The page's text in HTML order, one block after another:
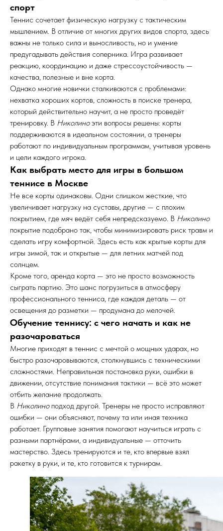
спорт
Теннис сочетает физическую нагрузку с тактическим
мышлением. В отличие от многих других видов спорта, здесь
важны не только сила и выносливость, но и умение
предугадывать действия соперника. Игра развивает
реакцию, координацию и даже стрессоустойчивость —
качества, полезные и вне корта.
Однако многие новички сталкиваются с проблемами:
нехватка хороших кортов, сложность в поиске тренера,
который действительно научит, а не просто проведёт
тренировку. В Николиноэти вопросы решены: корты
поддерживаются в идеальном состоянии, а тренеры
работают по индивидуальным программам, учитывая уровень
и цели каждого игрока.
Как выбрать место для игры в большом
теннисе в Москве
Не все корты одинаковы. Одни слишком жесткие, что
увеличивает нагрузку на суставы, другие — с плохим
покрытием, где мяч ведёт себя непредсказуемо. В Николино
покрытие подобрано так, чтобы минимизировать риск травм и
сделать игру комфортной. Здесь есть как крытые корты для
игры зимой, так и открытые — для летних матчей под
солнцем.
Кроме того, аренда корта — это не просто возможность
сыграть партию. Это шанс погрузиться в атмосферу
профессионального тенниса, где каждая деталь — от
освещения до разметки — продумана до мелочей.
Обучение теннису: с чего начать и как не
разочароваться
Многие приходят в теннис с мечтой о мощных ударах, но
быстро разочаровываются, столкнувшись с техническими
сложностями. Неправильная постановка руки, ошибки в
движении, отсутствие понимания тактики — всё это может
отбить желание продолжать.
В Николиноподход другой. Тренеры не просто исправляют
ошибки — они объясняют, почему та или иная техника
работает. Групповые занятия помогают научиться играть с
разными партнёрами, а индивидуальные — отточить
мастерство. Здесь тренируются и те, кто впервые взял
ракетку в руки, и те, кто готовится к турнирам.